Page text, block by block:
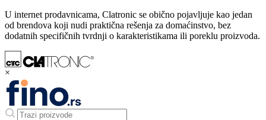
U internet prodavnicama, Clatronic se obično pojavljuje kao jedan
od brendova koji nudi praktična rešenja za domaćinstvo, bez
dodatnih specifičnih tvrdnji o karakteristikama ili poreklu proizvoda.
×